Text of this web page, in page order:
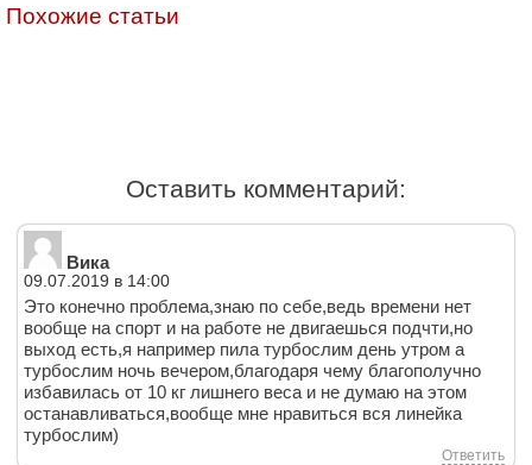
Похожие статьи
Оставить комментарий:
Вика
09.07.2019 в 14:00
Это конечно проблема,знаю по себе,ведь времени нет
вообще на спорт и на работе не двигаешься подчти,но
выход есть,я например пила турбослим день утром а
турбослим ночь вечером,благодаря чему благополучно
избавилась от 10 кг лишнего веса и не думаю на этом
останавливаться,вообще мне нравиться вся линейка
турбослим)
Ответить